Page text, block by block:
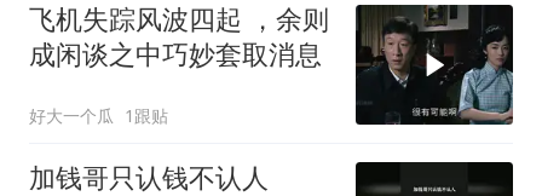
飞机失踪风波四起 ，余则
成闲谈之中巧妙套取消息
好大一个瓜 1跟贴
加钱哥只认钱不认人